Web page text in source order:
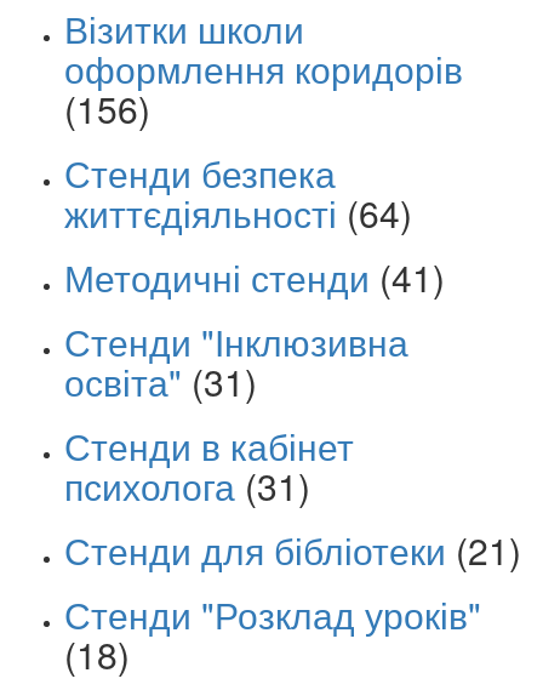
Візитки школи
оформлення коридорів
(156)
Стенди безпека
життєдіяльності (64)
Методичні стенди (41)
Стенди "Інклюзивна
освіта" (31)
Стенди в кабінет
психолога (31)
Стенди для бібліотеки (21)
Стенди "Розклад уроків"
(18)